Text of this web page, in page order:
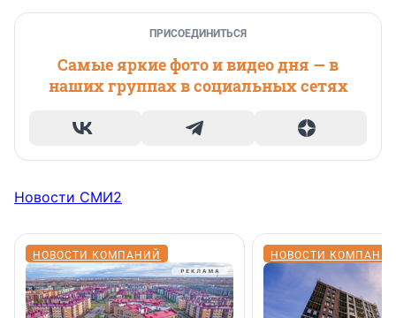
ПРИСОЕДИНИТЬСЯ
Самые яркие фото и видео дня — в
наших группах в социальных сетях
Новости СМИ2
НОВОСТИ КОМПАНИЙ НОВОСТИ